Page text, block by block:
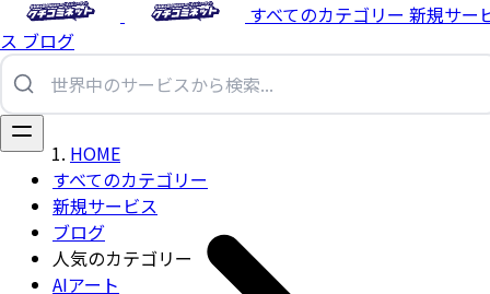
すべてのカテゴリー 新規サー
ス ブログ
すべてのカテゴリー
新規サービス
ブログ
人気のカテゴリー
AIアート
HOME